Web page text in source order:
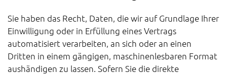
Sie haben das Recht, Daten, die wir auf Grundlage Ihrer
Einwilligung oder in Erfüllung eines Vertrags
automatisiert verarbeiten, an sich oder an einen
Dritten in einem gängigen, maschinenlesbaren Format
aushändigen zu lassen. Sofern Sie die direkte